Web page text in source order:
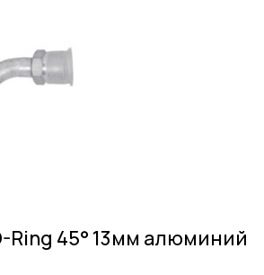
Ring 45° 13мм алюминий